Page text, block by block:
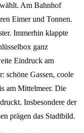
Am Bahnhof
Eimer und Tonnen.
. Immerhin klappte
ganz
Eindruck am
schöne Gassen, coole
am Mittelmeer. Die
Insbesondere der
prägen das Stadtbild.